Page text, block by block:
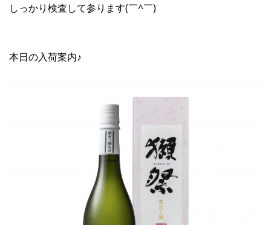
しっかり検査して参ります(￣^￣)ゞ
本日の入荷案内♪